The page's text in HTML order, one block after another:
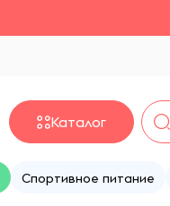
Каталог
Спортивное питание